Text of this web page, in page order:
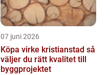
07 juni 2026
Köpa virke kristianstad så
väljer du rätt kvalitet till
byggprojektet